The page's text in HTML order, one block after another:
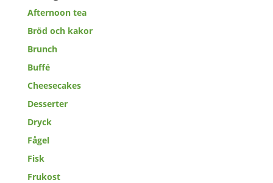
Afternoon tea
Bröd och kakor
Brunch
Buffé
Cheesecakes
Desserter
Dryck
Fågel
Fisk
Frukost